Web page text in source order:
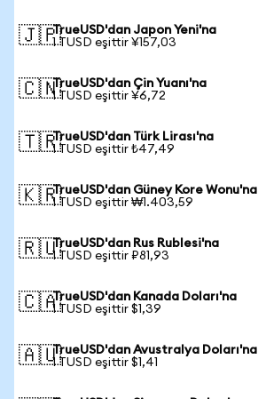
🇯🇵TrueUSD'dan Japon Yeni'na
1 TUSD eşittir ¥157,03
🇨🇳TrueUSD'dan Çin Yuanı'na
1 TUSD eşittir ¥6,72
🇹🇷TrueUSD'dan Türk Lirası'na
1 TUSD eşittir ₺47,49
🇰🇷TrueUSD'dan Güney Kore Wonu'na
1 TUSD eşittir ₩1.403,59
🇷🇺TrueUSD'dan Rus Rublesi'na
1 TUSD eşittir ₽81,93
🇨🇦TrueUSD'dan Kanada Doları'na
1 TUSD eşittir $1,39
🇦🇺TrueUSD'dan Avustralya Doları'na
1 TUSD eşittir $1,41